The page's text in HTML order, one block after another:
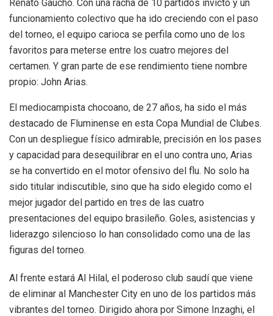
Renato Gaúcho. Con una racha de 10 partidos invicto y un
funcionamiento colectivo que ha ido creciendo con el paso
del torneo, el equipo carioca se perfila como uno de los
favoritos para meterse entre los cuatro mejores del
certamen. Y gran parte de ese rendimiento tiene nombre
propio: John Arias.
El mediocampista chocoano, de 27 años, ha sido el más
destacado de Fluminense en esta Copa Mundial de Clubes.
Con un despliegue físico admirable, precisión en los pases
y capacidad para desequilibrar en el uno contra uno, Arias
se ha convertido en el motor ofensivo del flu. No solo ha
sido titular indiscutible, sino que ha sido elegido como el
mejor jugador del partido en tres de las cuatro
presentaciones del equipo brasileño. Goles, asistencias y
liderazgo silencioso lo han consolidado como una de las
figuras del torneo.
Al frente estará Al Hilal, el poderoso club saudí que viene
de eliminar al Manchester City en uno de los partidos más
vibrantes del torneo. Dirigido ahora por Simone Inzaghi, el